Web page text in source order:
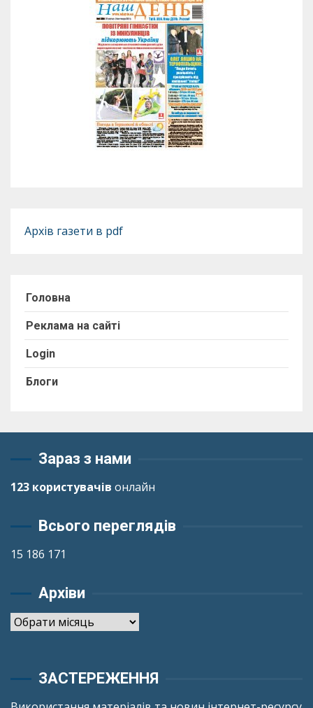
Архів газети в pdf
Головна
Реклама на сайті
Login
Блоги
Зараз з нами
123 користувачів онлайн
Всього переглядів
15 186 171
Архіви
Архіви
ЗАСТЕРЕЖЕННЯ